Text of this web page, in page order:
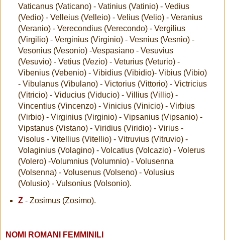
Vaticanus (Vaticano) - Vatinius (Vatinio) - Vedius
(Vedio) - Velleius (Velleio) - Velius (Velio) - Veranius
(Veranio) - Verecondius (Verecondo) - Vergilius
(Virgilio) - Verginius (Virginio) - Vesnius (Vesnio) -
Vesonius (Vesonio) -Vespasiano - Vesuvius
(Vesuvio) - Vetius (Vezio) - Veturius (Veturio) -
Vibenius (Vebenio) - Vibidius (Vibidio)- Vibius (Vibio)
- Vibulanus (Vibulano) - Victorius (Vittorio) - Victricius
(Vitricio) - Viducius (Viducio) - Villius (Villio) -
Vincentius (Vincenzo) - Vinicius (Vinicio) - Virbius
(Virbio) - Virginius (Virginio) - Vipsanius (Vipsanio) -
Vipstanus (Vistano) - Viridius (Viridio) - Virius -
Visolus - Vitellius (Vitellio) - Vitruvius (Vitruvio) -
Volaginius (Volagino) - Volcatius (Volcazio) - Volerus
(Volero) -Volumnius (Volumnio) - Volusenna
(Volsenna) - Volusenus (Volseno) - Volusius
(Volusio) - Vulsonius (Volsonio).
Z - Zosimus (Zosimo).
NOMI ROMANI FEMMINILI